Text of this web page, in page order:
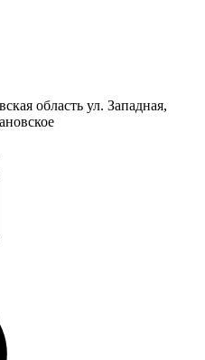
область ул. Западная,